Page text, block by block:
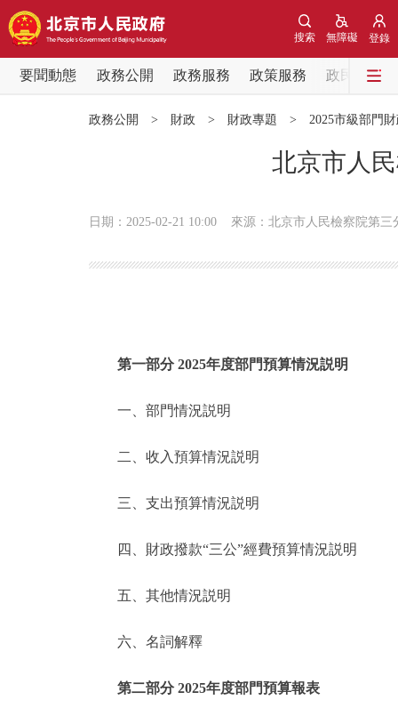
登錄
無障礙
搜索
要聞動態 政務公開 政務服務 政策服務
政民互動
便民服務
仲介服務
政民互動
政務公開 > 財政 > 財政專題 > 2025市級部門
北京市人
日期：2025-02-21 10:00 來源：北京市人民檢察院第三
第一部分 2025年度部門預算情況説明
一、部門情況説明
二、收入預算情況説明
三、支出預算情況説明
四、財政撥款“三公”經費預算情況説明
五、其他情況説明
六、名詞解釋
第二部分 2025年度部門預算報表